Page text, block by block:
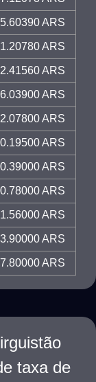
ARS
ARS
ARS
ARS
ARS
ARS
ARS
ARS
ARS
ARS
ARS
taxa de